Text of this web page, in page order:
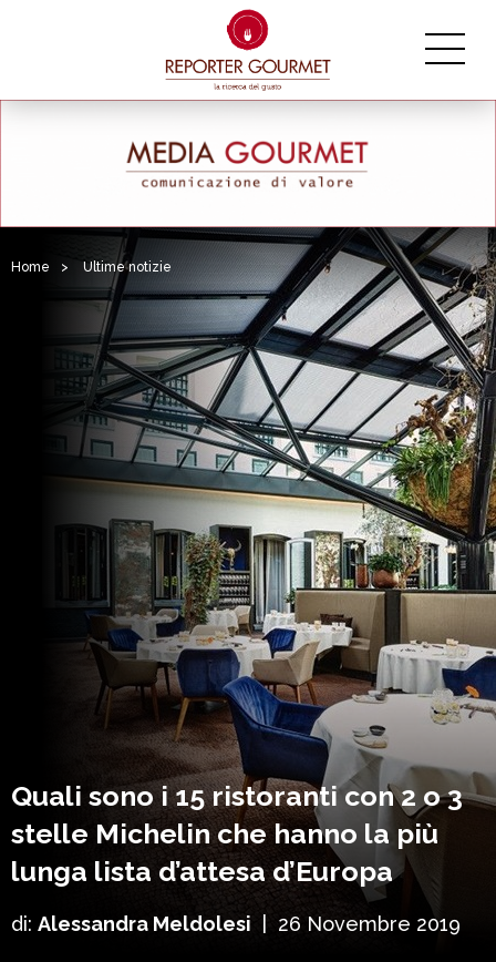
Home > Ultime notizie
Quali sono i 15 ristoranti con 2 o 3
stelle Michelin che hanno la più
lunga lista d’attesa d’Europa
di: Alessandra Meldolesi 26 Novembre 2019